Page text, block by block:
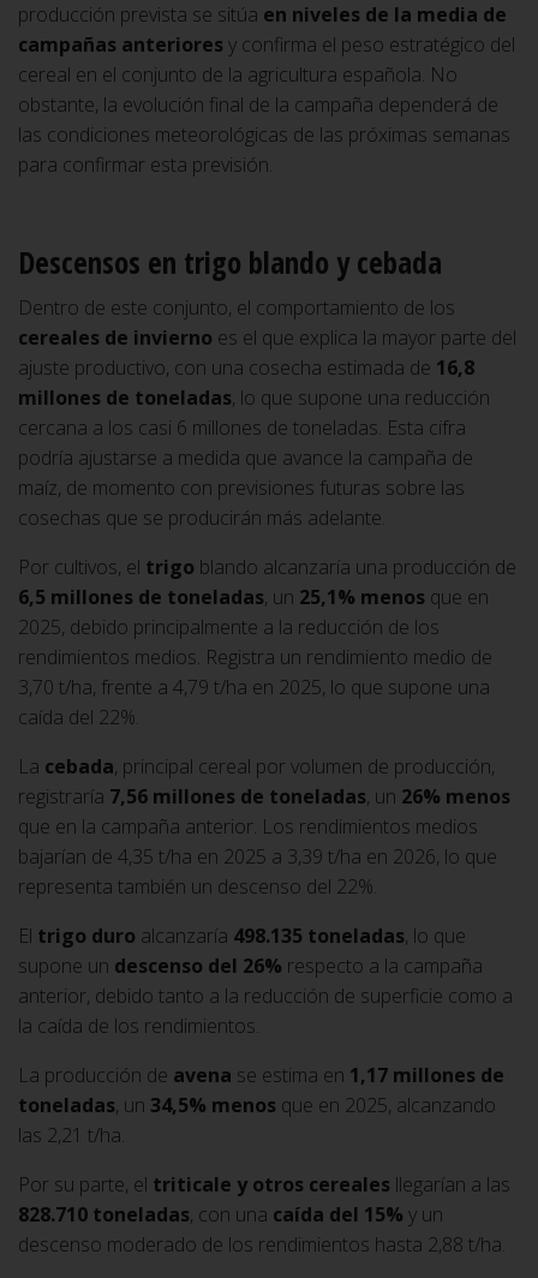
producción prevista se sitúa en niveles de la media de
campañas anteriores y confirma el peso estratégico del
cereal en el conjunto de la agricultura española. No
obstante, la evolución final de la campaña dependerá de
las condiciones meteorológicas de las próximas semanas
para confirmar esta previsión.
Descensos en trigo blando y cebada
Dentro de este conjunto, el comportamiento de los
cereales de invierno es el que explica la mayor parte del
ajuste productivo, con una cosecha estimada de 16,8
millones de toneladas, lo que supone una reducción
cercana a los casi 6 millones de toneladas. Esta cifra
podría ajustarse a medida que avance la campaña de
maíz, de momento con previsiones futuras sobre las
cosechas que se producirán más adelante.
Por cultivos, el trigo blando alcanzaría una producción de
6,5 millones de toneladas, un 25,1% menos que en
2025, debido principalmente a la reducción de los
rendimientos medios. Registra un rendimiento medio de
3,70 t/ha, frente a 4,79 t/ha en 2025, lo que supone una
caída del 22%.
La cebada, principal cereal por volumen de producción,
registraría 7,56 millones de toneladas, un 26% menos
que en la campaña anterior. Los rendimientos medios
bajarían de 4,35 t/ha en 2025 a 3,39 t/ha en 2026, lo que
representa también un descenso del 22%.
El trigo duro alcanzaría 498.135 toneladas, lo que
supone un descenso del 26% respecto a la campaña
anterior, debido tanto a la reducción de superficie como a
la caída de los rendimientos.
La producción de avena se estima en 1,17 millones de
toneladas, un 34,5% menos que en 2025, alcanzando
las 2,21 t/ha.
Por su parte, el triticale y otros cereales llegarían a las
828.710 toneladas, con una caída del 15% y un
descenso moderado de los rendimientos hasta 2,88 t/ha.